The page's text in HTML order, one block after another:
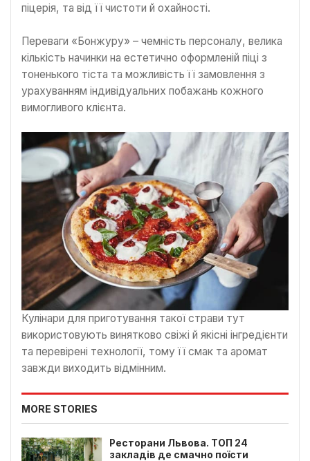
піцерія, та від її чистоти й охайності.
Переваги «Бонжуру» – чемність персоналу, велика
кількість начинки на естетично оформленій піці з
тоненького тіста та можливість її замовлення з
урахуванням індивідуальних побажань кожного
вимогливого клієнта.
Кулінари для приготування такої страви тут
використовують винятково свіжі й якісні інгредієнти
та перевірені технології, тому її смак та аромат
завжди виходить відмінним.
MORE STORIES
Ресторани Львова. ТОП 24
закладів де смачно поїсти